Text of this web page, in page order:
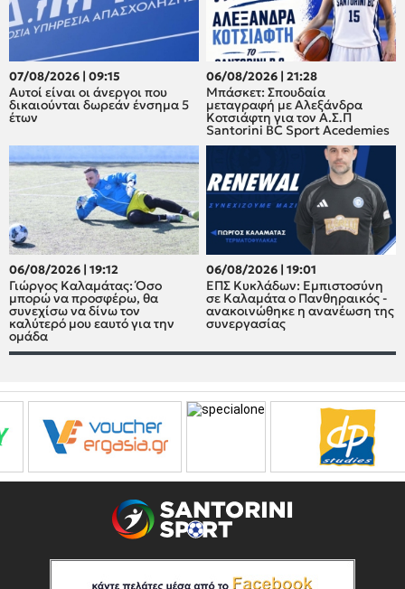
07/08/2026 | 09:15
Αυτοί είναι οι άνεργοι που
δικαιούνται δωρεάν ένσημα 5
έτων
06/08/2026 | 21:28
Μπάσκετ: Σπουδαία
μεταγραφή με Αλεξάνδρα
Κοτσιάφτη για τον A.Σ.Π
Santorini BC Sport Acedemies
06/08/2026 | 19:12
Γιώργος Καλαμάτας: Όσο
μπορώ να προσφέρω, θα
συνεχίσω να δίνω τον
καλύτερό μου εαυτό για την
ομάδα
06/08/2026 | 19:01
ΕΠΣ Κυκλάδων: Εμπιστοσύνη
σε Καλαμάτα ο Πανθηραικός -
ανακοινώθηκε η ανανέωση της
συνεργασίας